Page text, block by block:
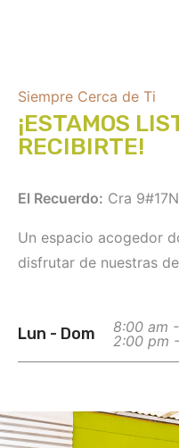
Siempre Cerca de Ti
¡ESTAMOS
RECIBIRTE!
El Recuerdo: Cra
Un espacio acogedor
disfrutar de nuestras
Lun - Dom
8:00 am
2:00 pm